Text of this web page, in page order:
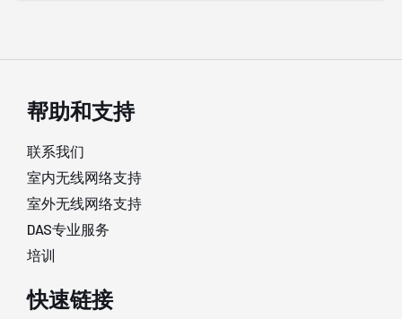
帮助和支持
联系我们
室内无线网络支持
室外无线网络支持
DAS专业服务
培训
快速链接